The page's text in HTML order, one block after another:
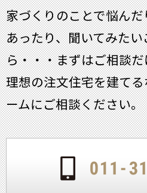
家づくりのことで悩ん
あったり、聞いてみた
ら・・・まずはご相談
理想の注文住宅を建て
ームにご相談ください。